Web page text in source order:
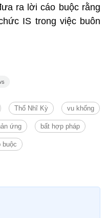
ra lời cáo buộc rằng
IS trong việc buôn
Thổ Nhĩ Kỳ vu khống
ứng bất hợp pháp
buộc